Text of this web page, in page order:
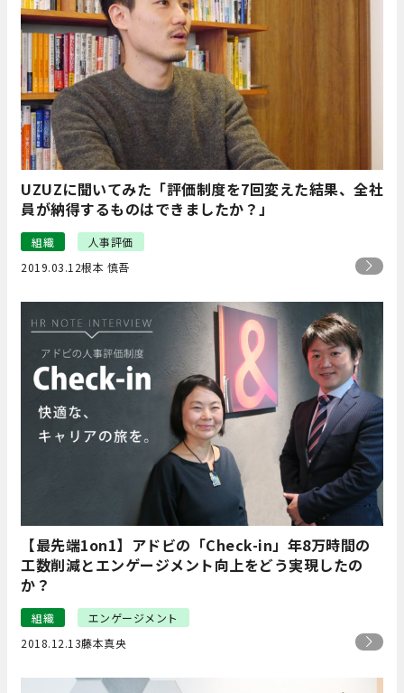
UZUZに聞いてみた「評価制度を7回変えた結果、全社
員が納得するものはできましたか？」
組織
人事評価
2019.03.12根本 慎吾
【最先端1on1】アドビの「Check-in」年8万時間の
工数削減とエンゲージメント向上をどう実現したの
か？
組織
エンゲージメント
2018.12.13藤本真央